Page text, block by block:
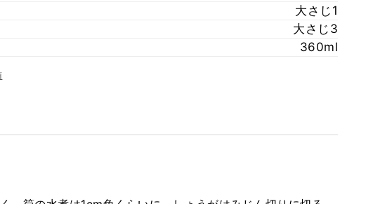
大さじ1
大さじ3
360ml